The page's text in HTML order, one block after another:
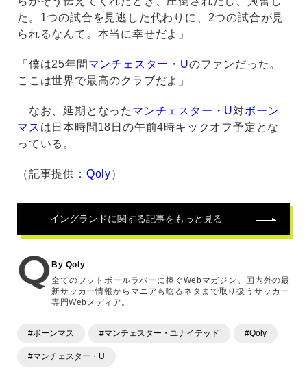
た。1つの試合を見逃した代わりに、2つの試合が見
られるなんて。本当に幸せだよ」
「僕は25年間 マンチェスター・Uのファンだった。
ここは世界で最高のクラブだよ」
なお、延期となった マンチェスター・U対ボーン
マス は日本時間18日の午前4時キックオフ予定とな
っている。
（記事提供： Qoly）
イングランドに関する記事をもっと見る
By Qoly
全てのフットボールラバーに捧ぐWebマガジン。国内外の最
新サッカー情報からマニアも唸るネタまで取り扱うサッカー
専門Webメディア。
#ボーンマス #マンチェスター・ユナイテッド #Qoly
#マンチェスター・U